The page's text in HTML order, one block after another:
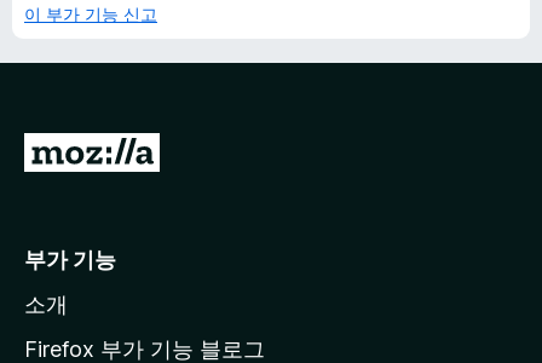
이 부가 기능 신고
M
l
a
부가 기능
소개
Firefox 부가 기능 블로그